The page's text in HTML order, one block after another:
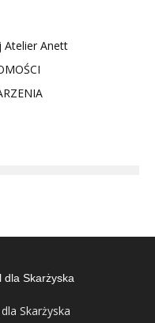
Atelier Anett
Skarżyska